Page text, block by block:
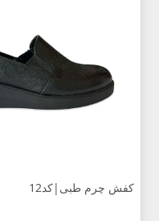
کفش چرم طبی|کد12